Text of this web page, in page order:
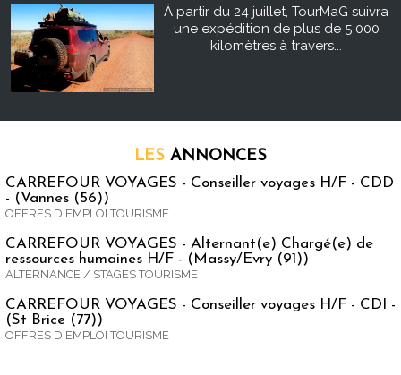
À partir du 24 juillet, TourMaG suivra
une expédition de plus de 5 000
kilomètres à travers...
LES ANNONCES
CARREFOUR VOYAGES - Conseiller voyages H/F - CDD
- (Vannes (56))
OFFRES D'EMPLOI TOURISME
CARREFOUR VOYAGES - Alternant(e) Chargé(e) de
ressources humaines H/F - (Massy/Evry (91))
ALTERNANCE / STAGES TOURISME
CARREFOUR VOYAGES - Conseiller voyages H/F - CDI -
(St Brice (77))
OFFRES D'EMPLOI TOURISME